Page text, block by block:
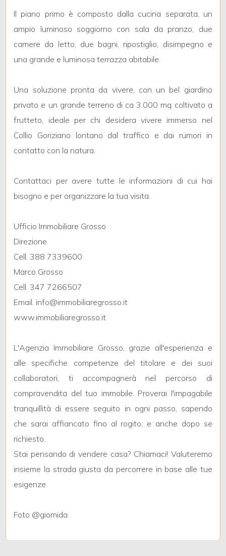
Il piano primo è composto dalla cucina separata, un
ampio luminoso soggiorno con sala da pranzo, due
camere da letto, due bagni, ripostiglio, disimpegno e
una grande e luminosa terrazza abitabile.
Una soluzione pronta da vivere, con un bel giardino
privato e un grande terreno di ca 3.000 mq coltivato a
frutteto, ideale per chi desidera vivere immerso nel
Collio Goriziano lontano dal traffico e dai rumori in
contatto con la natura.
Contattaci per avere tutte le informazioni di cui hai
bisogno e per organizzare la tua visita.
Ufficio Immobiliare Grosso
Direzione
Cell. 388 7339600
Marco Grosso
Cell. 347 7266507
Email. info@immobiliaregrosso.it
www.immobiliaregrosso.it
L'Agenzia Immobiliare Grosso, grazie all'esperienza e
alle specifiche competenze del titolare e dei suoi
collaboratori, ti accompagnerà nel percorso di
compravendita del tuo immobile. Proverai l'impagabile
tranquillità di essere seguito in ogni passo, sapendo
che sarai affiancato fino al rogito, e anche dopo se
richiesto.
Stai pensando di vendere casa? Chiamaci! Valuteremo
insieme la strada giusta da percorrere in base alle tue
esigenze.
Foto @giomida
Qualsiasi
1
3
4
5+
Bagni
minimi
Qualsiasi
1
Camere